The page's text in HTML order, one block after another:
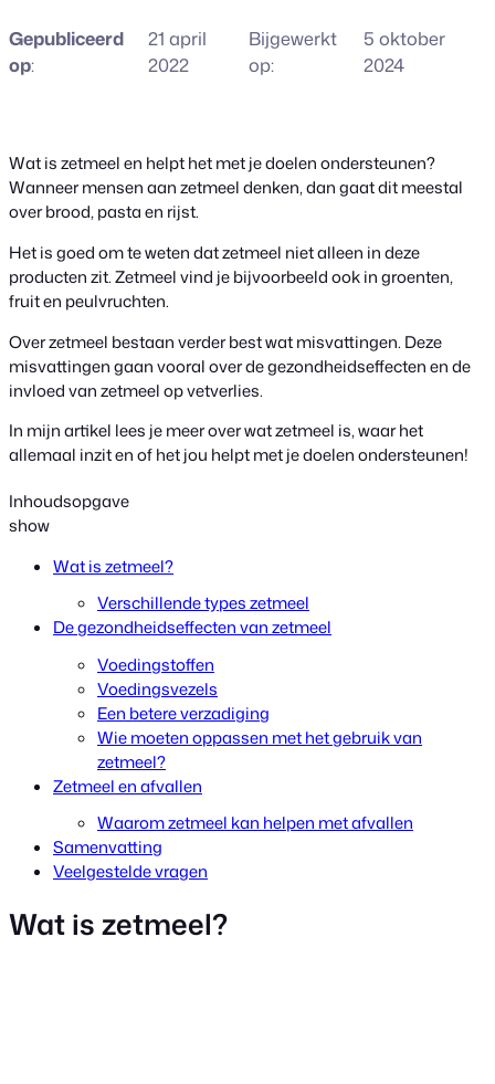
Gepubliceerd
op:
21 april
2022
Bijgewerkt
op:
5 oktober
2024
Wat is zetmeel en helpt het met je doelen ondersteunen?
Wanneer mensen aan zetmeel denken, dan gaat dit meestal
over brood, pasta en rijst.
Het is goed om te weten dat zetmeel niet alleen in deze
producten zit. Zetmeel vind je bijvoorbeeld ook in groenten,
fruit en peulvruchten.
Over zetmeel bestaan verder best wat misvattingen. Deze
misvattingen gaan vooral over de gezondheidseffecten en de
invloed van zetmeel op vetverlies.
In mijn artikel lees je meer over wat zetmeel is, waar het
allemaal inzit en of het jou helpt met je doelen ondersteunen!
Inhoudsopgave
show
Wat is zetmeel?
Verschillende types zetmeel
De gezondheidseffecten van zetmeel
Voedingstoffen
Voedingsvezels
Een betere verzadiging
Wie moeten oppassen met het gebruik van
zetmeel?
Zetmeel en afvallen
Waarom zetmeel kan helpen met afvallen
Samenvatting
Veelgestelde vragen
Wat is zetmeel?